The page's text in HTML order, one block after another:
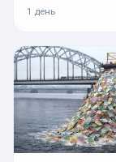
1 день